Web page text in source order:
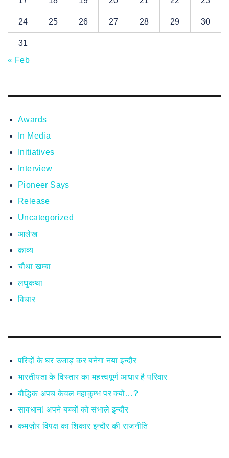
24 25 26 27 28 29 30
31
« Feb
Awards
In Media
Initiatives
Interview
Pioneer Says
Release
Uncategorized
आलेख
काव्य
चौथा खम्बा
लघुकथा
विचार
परिंदों के घर उजाड़ कर बनेगा नया इन्दौर
भारतीयता के विस्तार का महत्त्वपूर्ण आधार है परिवार
बौद्धिक अपच केवल महाकुम्भ पर क्यों…?
सावधान! अपने बच्चों को संभाले इन्दौर
कमज़ोर विपक्ष का शिकार इन्दौर की राजनीति